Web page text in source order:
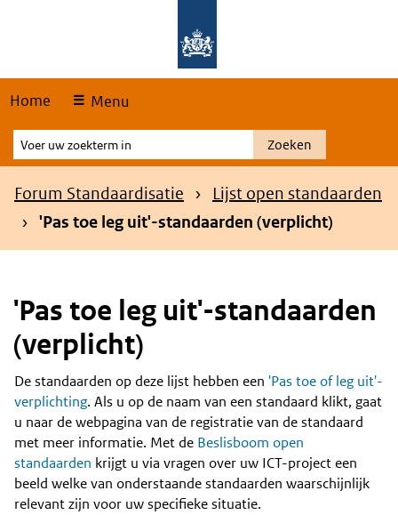
Home Menu
Voer
uw
zoekterm
Zoeken
Kruimelpad
Forum Standaardisatie
Lijst open standaarden
'Pas toe leg uit'-standaarden (verplicht)
'Pas toe leg uit'-standaarden
(verplicht)
Content
De standaarden op deze lijst hebben een 'Pas toe of leg uit'-
verplichting. Als u op de naam van een standaard klikt, gaat
u naar de webpagina van de registratie van de standaard
met meer informatie. Met de Beslisboom open
standaarden krijgt u via vragen over uw ICT-project een
beeld welke van onderstaande standaarden waarschijnlijk
relevant zijn voor uw specifieke situatie.